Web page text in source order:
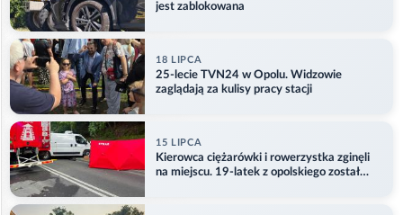
jest zablokowana
18 LIPCA
25-lecie TVN24 w Opolu. Widzowie
zaglądają za kulisy pracy stacji
15 LIPCA
Kierowca ciężarówki i rowerzystka zginęli
na miejscu. 19-latek z opolskiego został